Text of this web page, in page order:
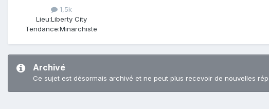
1,5k
Lieu:Liberty City
Tendance:Minarchiste
Archivé
Ce sujet est désormais archivé et ne peut plus recevoir de nouvelles